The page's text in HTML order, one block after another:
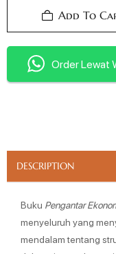
Add To
Order Lewat
DESCRIPTION
Buku Pengantar
menyeluruh yang
mendalam tentang